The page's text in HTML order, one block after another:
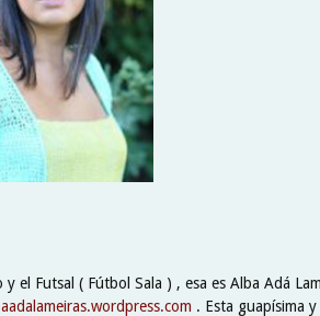
el Futsal ( Fútbol Sala ) , esa es Alba Adá
. Esta guapísima